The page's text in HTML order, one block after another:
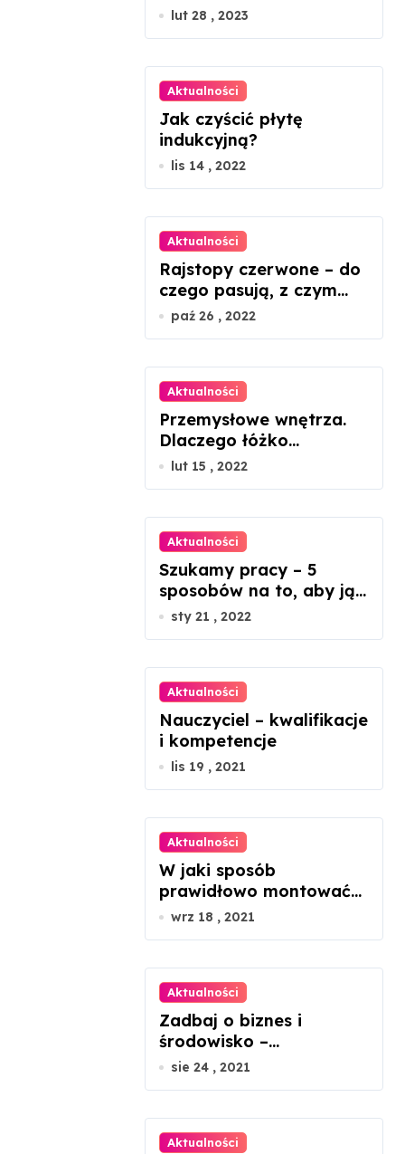
lut 28 , 2023
Aktualności
Jak czyścić płytę
indukcyjną?
lis 14 , 2022
Aktualności
Rajstopy czerwone – do
czego pasują, z czym
nosić?
paź 26 , 2022
Aktualności
Przemysłowe wnętrza.
Dlaczego łóżko
metalowe będzie
lut 15 , 2022
Aktualności
Szukamy pracy – 5
sposobów na to, aby ją
znaleźć
sty 21 , 2022
Aktualności
Nauczyciel – kwalifikacje
i kompetencje
lis 19 , 2021
Aktualności
W jaki sposób
prawidłowo montować
panele fotowoltaiczne?
wrz 18 , 2021
Aktualności
Zadbaj o biznes i
środowisko –
ekologiczne porady dla
sie 24 , 2021
Aktualności